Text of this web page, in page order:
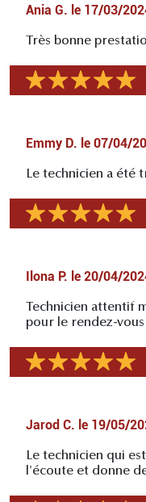
Ania G. le 17/03/
Très bonne
Emmy D. le 07/04/
Le technicien a été
Ilona P. le 20/04/
Technicien attentif
pour le rendez-vous
Jarod C. le 19/05/
Le technicien qui
l'écoute et donne